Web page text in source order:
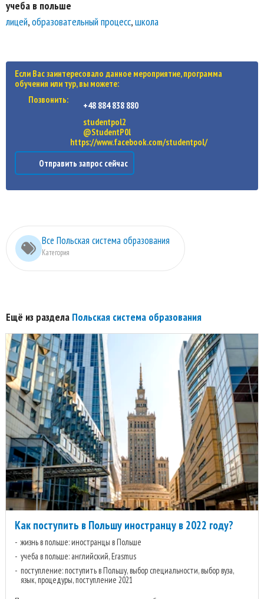
учеба в польше
лицей,образовательный процесс,школа
Если Вас заинтересовало данное мероприятие, программа
обучения или тур, вы можете:
Позвонить:
+48 884 838 880
studentpol2
@StudentP0l
https://www.facebook.com/studentpol/
Отправить запрос сейчас
Все Польская система образования
Категория
Ещё из раздела Польская система образования
Как поступить в Польшу иностранцу в 2022 году?
жизнь в польше: иностранцы в Польше
учеба в польше: английский, Erasmus
поступление: поступить в Польшу, выбор специальности, выбор вуза,
язык, процедуры, поступление 2021